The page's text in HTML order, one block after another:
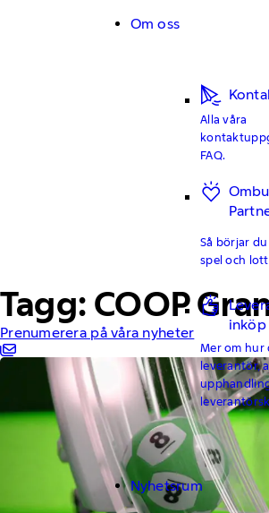
Om oss
Alla våra
FAQ.
Så börjar
spel och
inköp
Mer om hur
leverantör,
Nyhetsrum
Tagg: COOP
Prenumerera på våra nyheter